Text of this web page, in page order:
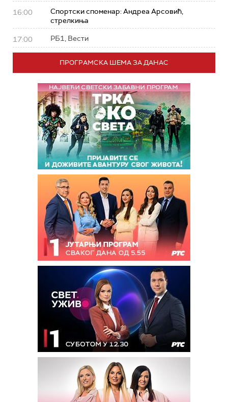
16:00
Спортски споменар: Андреа Арсовић,
стрелкиња
17:00 РБ1, Вести
ПРОГРАМСКА ШЕМА ЗА ДАНАС